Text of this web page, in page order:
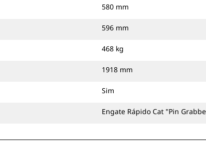
580 mm
596 mm
468 kg
1918 mm
Sim
Engate Rápido Cat "Pin